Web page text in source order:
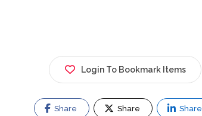
Login To Bookmark Items
Share Share Share